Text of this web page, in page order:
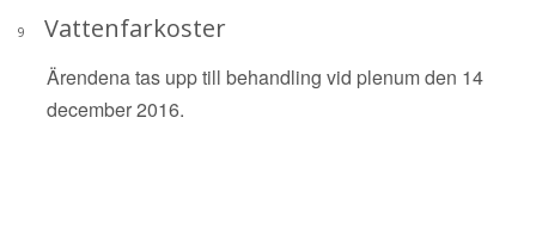
9 Vattenfarkoster
Ärendena tas upp till behandling vid plenum den 14
december 2016.